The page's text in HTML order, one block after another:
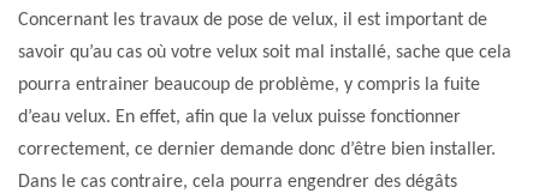
Concernant les travaux de pose de velux, il est important de
savoir qu’au cas où votre velux soit mal installé, sache que cela
pourra entrainer beaucoup de problème, y compris la fuite
d’eau velux. En effet, afin que la velux puisse fonctionner
correctement, ce dernier demande donc d’être bien installer.
Dans le cas contraire, cela pourra engendrer des dégâts